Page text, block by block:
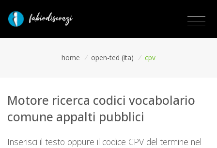
home / open-ted (ita) / cpv
Motore ricerca codici vocabolario
comune appalti pubblici
Inserisci il testo oppure il codice CPV del termine nel